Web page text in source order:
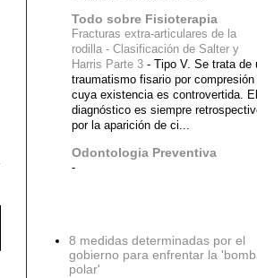
Todo sobre Fisioterapia
Fracturas extra-articulares de la
rodilla - Clasificación de Salter y
Harris Parte 3 - Tipo V. Se trata de
traumatismo fisario por compresión
cuya existencia es controvertida. El
diagnóstico es siempre
por la aparición de ci...
Odontologia Preventiva
-
8 medidas determinadas por el
gobierno para enfrentar la
polar'